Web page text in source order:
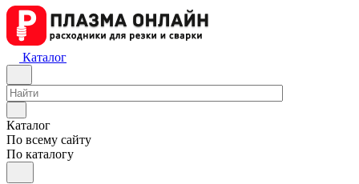
Каталог
Каталог
По всему сайту
По каталогу